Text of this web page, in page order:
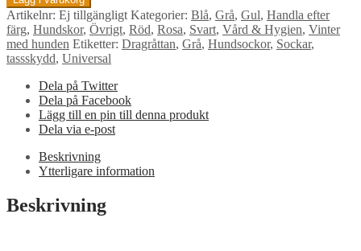
Hundsocka
-
L;
XL
mängd
Artikelnr: Ej tillgängligt Kategorier: Blå, Grå, Gul, Handla efter
färg, Hundskor, Övrigt, Röd, Rosa, Svart, Vård & Hygien, Vinter
med hunden Etiketter: Dragråttan, Grå, Hundsockor, Sockar,
tassskydd, Universal
Dela på Twitter
Dela på Facebook
Lägg till en pin till denna produkt
Dela via e-post
Beskrivning
Ytterligare information
Beskrivning